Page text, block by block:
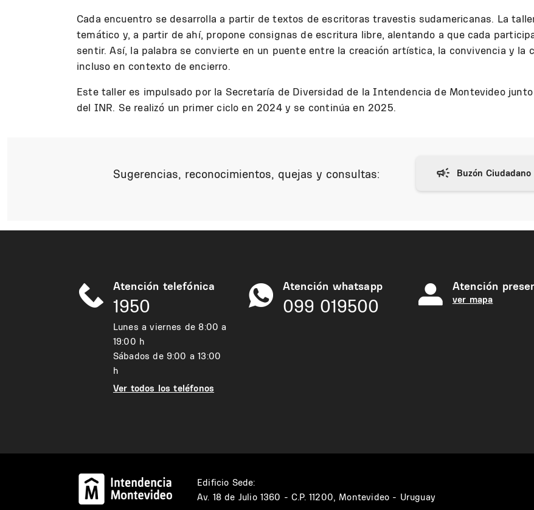
Cada encuentro se desarrolla a partir de textos de escritoras travestis sudamericanas. La
temático y, a partir de ahí, propone consignas de escritura libre, alentando a que cada
sentir. Así, la palabra se convierte en un puente entre la creación artística, la convivencia y la
incluso en contexto de encierro.
Este taller es impulsado por la Secretaría de Diversidad de la Intendencia de Montevideo
del INR. Se realizó un primer ciclo en 2024 y se continúa en 2025.
Sugerencias, reconocimientos, quejas y consultas:
Atención telefónica
1950
Lunes a viernes de 8:00 a
19:00 h
Sábados de 9:00 a 13:00
h
Ver todos los teléfonos
Atención whatsapp
099 019500
Atención
ver mapa
Edificio Sede:
Av. 18 de Julio 1360 - C.P. 11200, Montevideo - Uruguay